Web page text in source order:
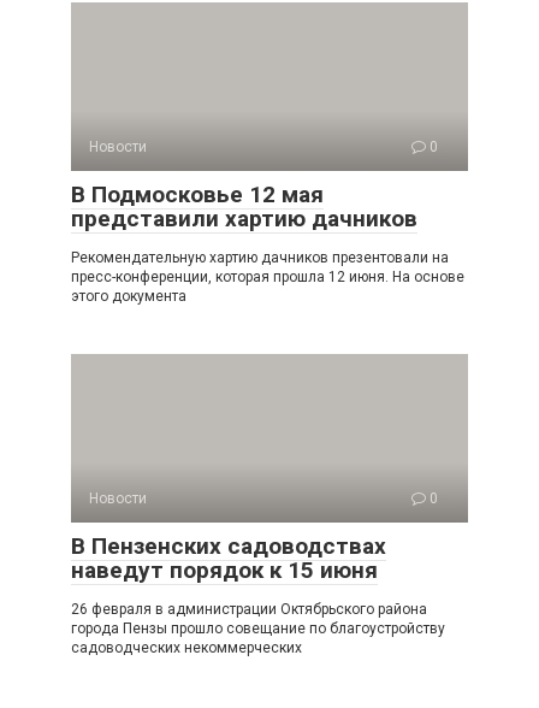
Новости 0
В Подмосковье 12 мая
представили хартию дачников
Рекомендательную хартию дачников презентовали на
пресс-конференции, которая прошла 12 июня. На основе
этого документа
Новости 0
В Пензенских садоводствах
наведут порядок к 15 июня
26 февраля в администрации Октябрьского района
города Пензы прошло совещание по благоустройству
садоводческих некоммерческих